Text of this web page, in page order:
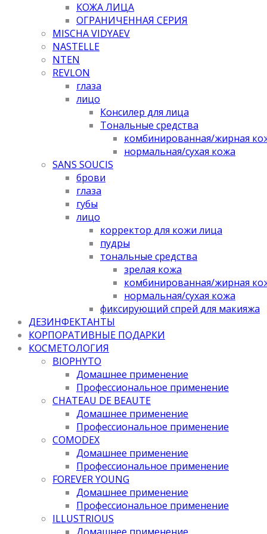
КОЖА ЛИЦА
ОГРАНИЧЕННАЯ СЕРИЯ
MISCHA VIDYAEV
NASTELLE
NTEN
REVLON
глаза
лицо
Консилер для лица
Тональные средства
комбинированная/жирная
нормальная/cухая кожа
SANS SOUCIS
брови
глаза
губы
лицо
корректор для кожи лица
пудры
тональные средства
зрелая кожа
комбинированная/жирная
нормальная/cухая кожа
фиксирующий спрей для макияжа
ДЕЗИНФЕКТАНТЫ
КОРПОРАТИВНЫЕ ПОДАРКИ
КОСМЕТОЛОГИЯ
BIOPHYTO
Домашнее применение
Профессиональное применение
CHATEAU DE BEAUTE
Домашнее применение
Профессиональное применение
COMODEX
Домашнее применение
Профессиональное применение
FOREVER YOUNG
Домашнее применение
Профессиональное применение
ILLUSTRIOUS